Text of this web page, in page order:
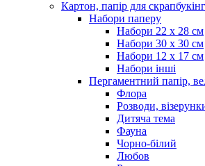
Картон, папір для
Набори паперу
Набори 22 х 28 см
Набори 30 х 30 см
Набори 12 х 17 см
Набори інші
Пергаментний папір,
Флора
Розводи,
Дитяча тема
Фауна
Чорно-білий
Любов